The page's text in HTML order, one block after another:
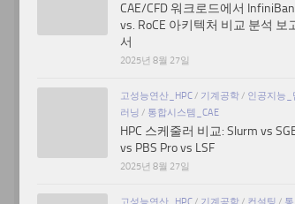
CAE/CFD 워크로드에서
vs. RoCE 아키텍처 비교 분석 보
서
2025년 8월 27일
고성능연산_HPC/ 기계공학/ 인공지능_
러닝 / 통합시스템_CAE
HPC 스케줄러 비교: Slurm vs
vs PBS Pro vs LSF
2025년 8월 27일